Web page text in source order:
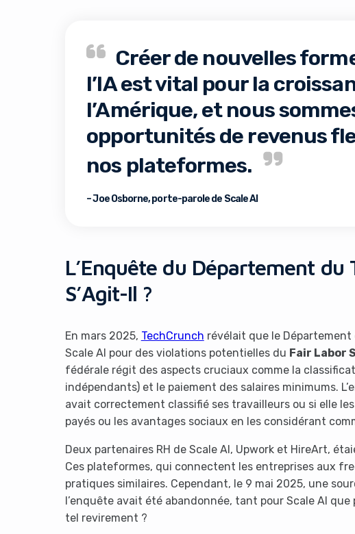
Créer de nouvelles
l’IA est vital pour la
l’Amérique, et nous
opportunités de revenus
nos plateformes.
– Joe Osborne, porte-parole de Scale AI
L’Enquête du Département du
S’Agit-Il ?
En mars 2025, TechCrunch révélait que le
Scale AI pour des violations potentielles du Fair Labor
fédérale régit des aspects cruciaux comme la
indépendants) et le paiement des salaires minimums.
avait correctement classifié ses travailleurs ou si elle
payés ou les avantages sociaux en les considérant
Deux partenaires RH de Scale AI, Upwork et HireArt,
Ces plateformes, qui connectent les entreprises aux
pratiques similaires. Cependant, le 9 mai 2025, une
l’enquête avait été abandonnée, tant pour Scale AI
tel revirement ?
It looks